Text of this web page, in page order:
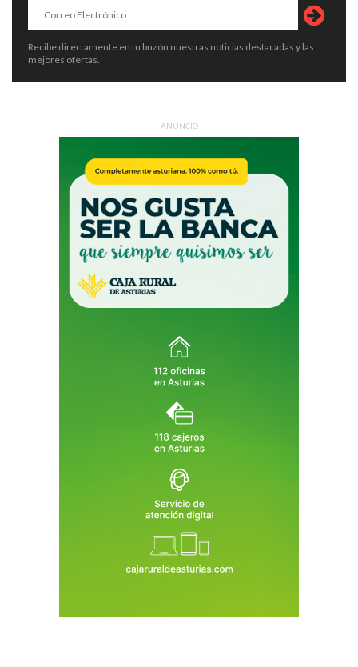
Recibe directamente en tu buzón nuestras noticias destacadas y las
mejores ofertas.
ANUNCIO